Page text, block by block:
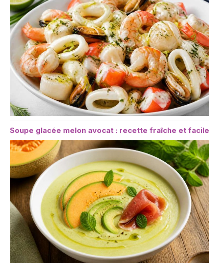
Soupe glacée melon avocat : recette fraîche et facile